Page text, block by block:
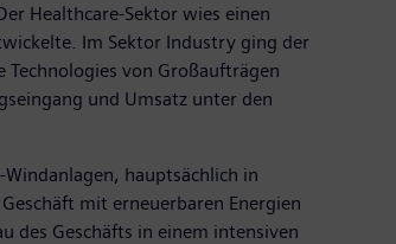
Healthcare-Sektor wies einen
Im Sektor Industry ging der
von Großaufträgen
und Umsatz unter den
hauptsächlich in
mit erneuerbaren Energien
des Geschäfts in einem intensiven